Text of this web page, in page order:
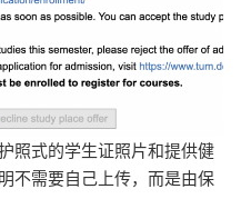
照式的学生证照片和提供健
不需要自己上传，而是由保